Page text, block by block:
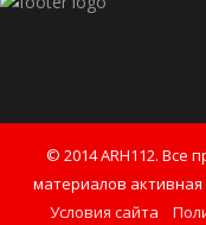
© 2014 ARH112. Все
материалов активная
Условия сайта